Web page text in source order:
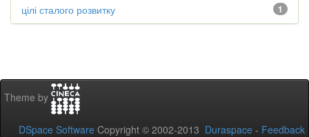
1
цілі сталого розвитку
Theme by
DSpace Software Copyright © 2002-2013 Duraspace - Feedback